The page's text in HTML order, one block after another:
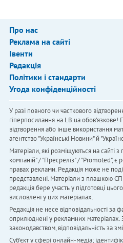
Про нас
Реклама на сайті
Івенти
Редакція
Політики і стандарти
Угода конфіденційності
У разі повного чи часткового
гіперпосилання на LB.ua обов'язкове!
відтворення або інше використання
агентство "Українськi Новини" й
Матеріали, які розміщуються на сайті
компаній" / "Пресреліз" / "Promoted", є
правах реклами. Редакція може не
представлені. Матеріали з плашкою
редакція бере участь у підготовці
висловлені у цих матеріалах.
Редакція не несе відповідальності за
оприлюднені у рекламних матеріалах.
законодавством, відповідальність за
Cуб'єкт у сфері онлайн-медіа;